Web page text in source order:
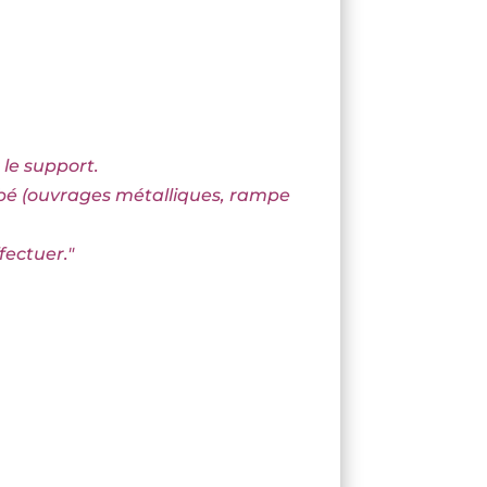
support.
(ouvrages métalliques, rampe